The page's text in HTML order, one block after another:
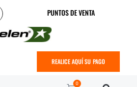
PUNTOS DE VENTA
REALICE AQUÍ SU PAGO
0